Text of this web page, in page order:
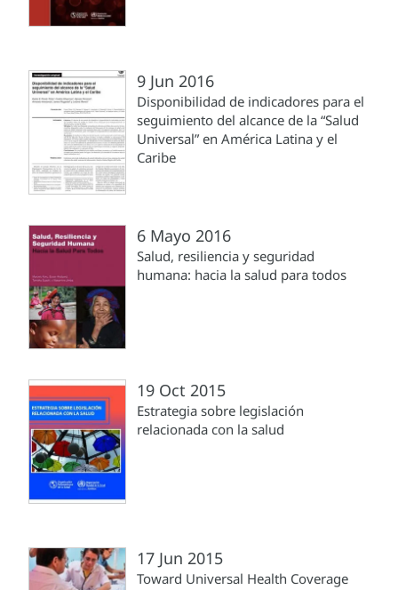
9 Jun 2016
Disponibilidad de indicadores para el
seguimiento del alcance de la “Salud
Universal” en América Latina y el
Caribe
6 Mayo 2016
Salud, resiliencia y seguridad
humana: hacia la salud para todos
19 Oct 2015
Estrategia sobre legislación
relacionada con la salud
17 Jun 2015
Toward Universal Health Coverage